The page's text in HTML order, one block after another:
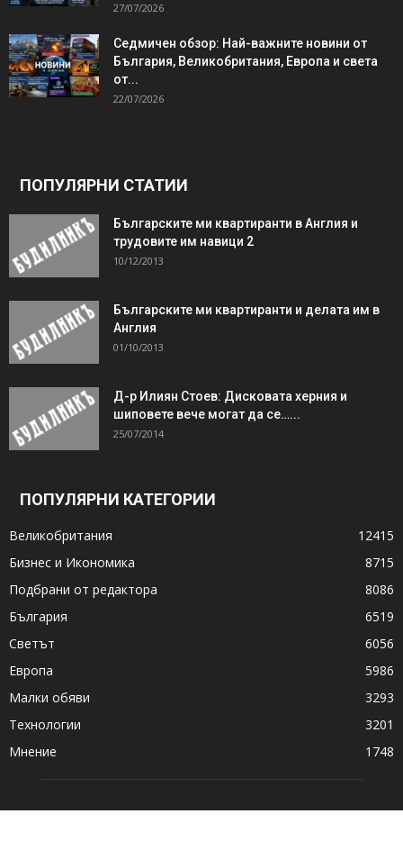
27/07/2026
Седмичен обзор: Най-важните новини от
България, Великобритания, Европа и света
от...
22/07/2026
ПОПУЛЯРНИ СТАТИИ
Българските ми квартиранти в Англия и
трудовите им навици 2
10/12/2013
Българските ми квартиранти и делата им в
Англия
01/10/2013
Д-р Илиян Стоев: Дисковата херния и
шиповете вече могат да се…...
25/07/2014
ПОПУЛЯРНИ КАТЕГОРИИ
Великобритания
12415
Бизнес и Икономика
8715
Подбрани от редактора
8086
България
6519
Светът
6056
Европа
5986
Малки обяви
3293
Технологии
3201
Мнение
1748